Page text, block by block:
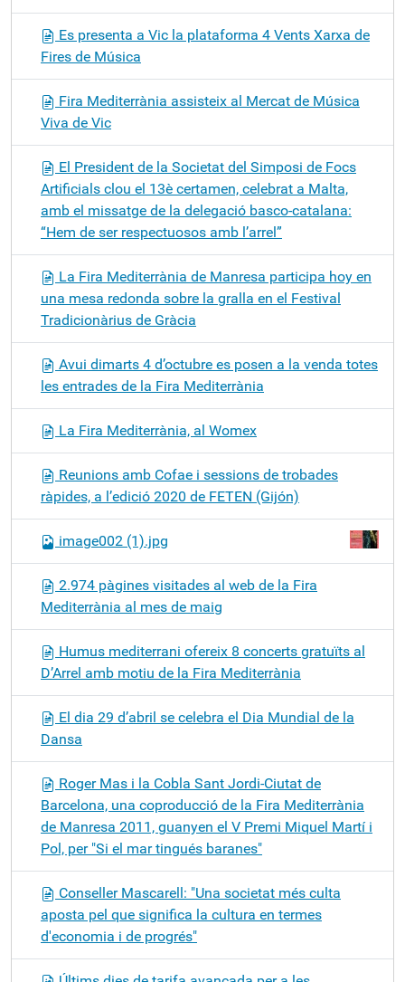
Es presenta a Vic la plataforma 4 Vents Xarxa de
Fires de Música
Fira Mediterrània assisteix al Mercat de Música
Viva de Vic
El President de la Societat del Simposi de Focs
Artificials clou el 13è certamen, celebrat a Malta,
amb el missatge de la delegació basco-catalana:
“Hem de ser respectuosos amb l’arrel”
La Fira Mediterrània de Manresa participa hoy en
una mesa redonda sobre la gralla en el Festival
Tradicionàrius de Gràcia
Avui dimarts 4 d’octubre es posen a la venda totes
les entrades de la Fira Mediterrània
La Fira Mediterrània, al Womex
Reunions amb Cofae i sessions de trobades
ràpides, a l’edició 2020 de FETEN (Gijón)
image002 (1).jpg
2.974 pàgines visitades al web de la Fira
Mediterrània al mes de maig
Humus mediterrani ofereix 8 concerts gratuïts al
D’Arrel amb motiu de la Fira Mediterrània
El dia 29 d’abril se celebra el Dia Mundial de la
Dansa
Roger Mas i la Cobla Sant Jordi-Ciutat de
Barcelona, una coproducció de la Fira Mediterrània
de Manresa 2011, guanyen el V Premi Miquel Martí i
Pol, per "Si el mar tingués baranes"
Conseller Mascarell: "Una societat més culta
aposta pel que significa la cultura en termes
d'economia i de progrés"